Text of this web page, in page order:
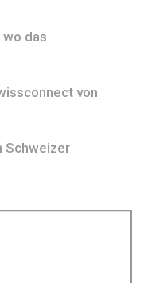
wo das
von
Schweizer